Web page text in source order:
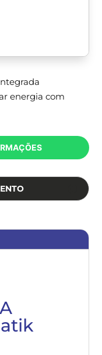
energia com